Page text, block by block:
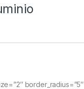
border_radius=”5″